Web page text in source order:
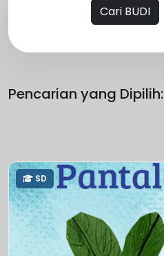
Cari BUDI
Pencarian yang Dipilih:
SD